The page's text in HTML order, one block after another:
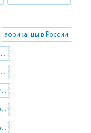
африканцы в России
03.09.03 Всеобщая история в целом
03.29.00 История отдельных процессов, сторон и явлений человеческой деятельности
03.61.00 Этнография и историческая антропология
05.31.21 История населения стран Африки
05.31.23 История населения стран Америки